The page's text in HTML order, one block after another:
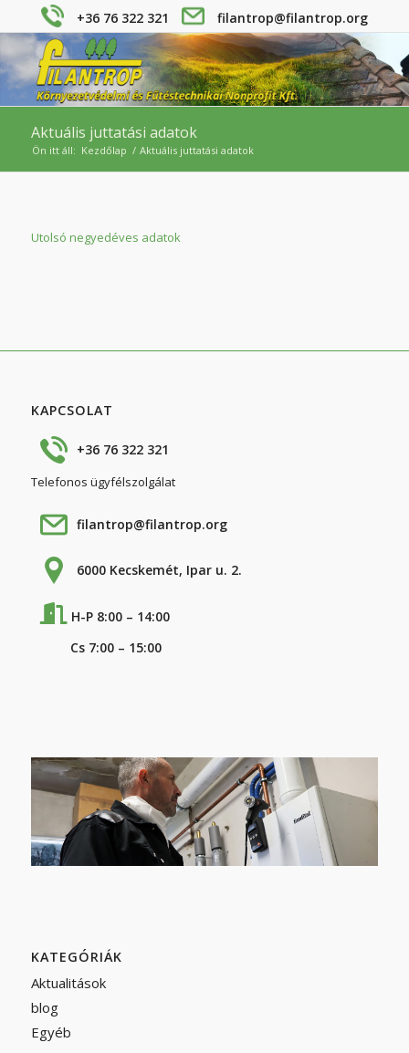
+36 76 322 321 filantrop@filantrop.org
Aktuális juttatási adatok
Ön itt áll: Kezdőlap / Aktuális juttatási adatok
Utolsó negyedéves adatok
KAPCSOLAT
+36 76 322 321
Telefonos ügyfélszolgálat
filantrop@filantrop.org
6000 Kecskemét, Ipar u. 2.
H-P 8:00 – 14:00
Cs 7:00 – 15:00
KATEGÓRIÁK
Aktualitások
blog
Egyéb